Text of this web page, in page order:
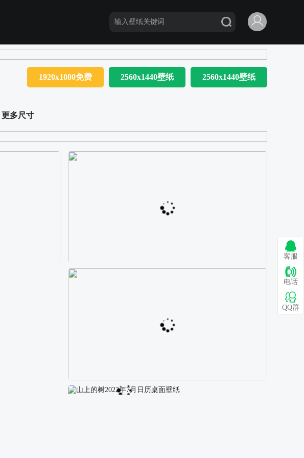
1920x1080免费 2560x1440壁纸 2560x1440壁纸
更多尺寸
巴图 古风白衣女孩骑马壁纸
客服
电话
QQ群